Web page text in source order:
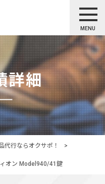
MENU
詳細
代行ならオクサポ！
>
オン Model940/41鍵